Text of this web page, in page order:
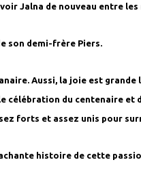
Jalna de nouveau entre
son demi-frère Piers.
Aussi, la joie est
célébration du centenaire et
forts et assez unis pour
histoire de cette